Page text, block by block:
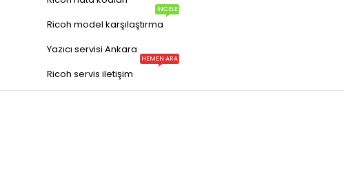
Ricoh model karşılaştırma
İNCELE
Yazıcı servisi Ankara
Ricoh servis iletişim
HEMEN ARA